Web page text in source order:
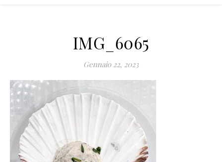
IMG_6065
Gennaio 22, 2023